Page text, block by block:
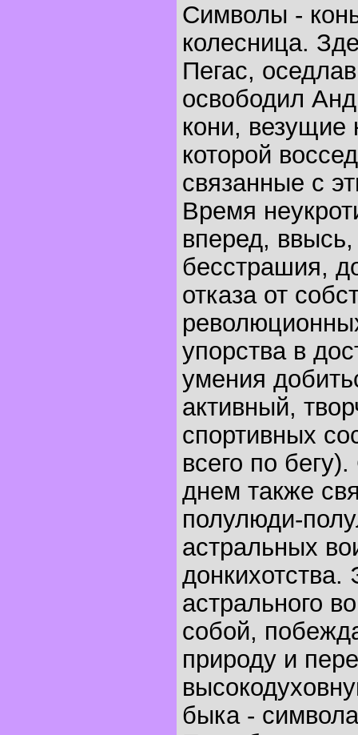
Символы -
колесница.
Пегас,
освободил
кони, везущие
которой
связанные с
Время
вперед,
бесстрашия,
отказа от
упорства в
умения
активный,
спортивных
всего по
днем также
полулюди-
астральных
астрального
собой,
природу и
быка -